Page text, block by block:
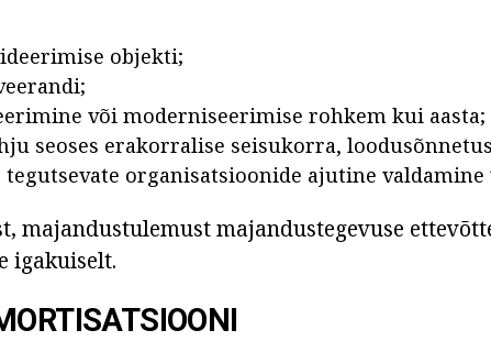
objekti;
või moderniseerimise rohkem kui aasta;
seoses erakorralise seisukorra,
tegutsevate organisatsioonide ajutine
majandustulemust majandustegevuse
igakuiselt.